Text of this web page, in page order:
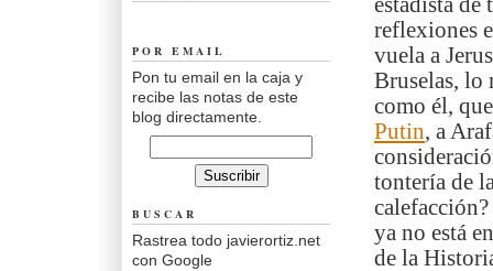
reflexiones
vuela a
Bruselas, lo
como él,
Putin, a
tontería de
ya no está
de la
POR EMAIL
Pon tu email en la caja y
recibe las notas de este
blog directamente.
BUSCAR
Rastrea todo javierortiz.net
con Google